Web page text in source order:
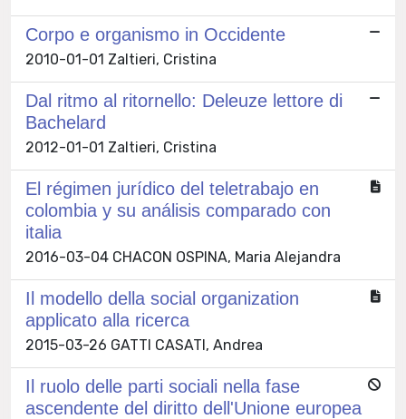
Corpo e organismo in Occidente
2010-01-01 Zaltieri, Cristina
Dal ritmo al ritornello: Deleuze lettore di
Bachelard
2012-01-01 Zaltieri, Cristina
El régimen jurídico del teletrabajo en
colombia y su análisis comparado con
italia
2016-03-04 CHACON OSPINA, Maria Alejandra
Il modello della social organization
applicato alla ricerca
2015-03-26 GATTI CASATI, Andrea
Il ruolo delle parti sociali nella fase
ascendente del diritto dell'Unione europea